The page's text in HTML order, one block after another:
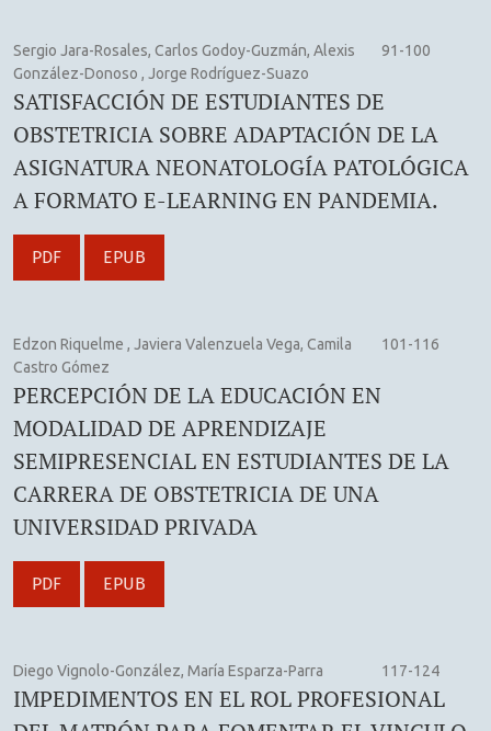
Sergio Jara-Rosales, Carlos Godoy-Guzmán, Alexis
González-Donoso , Jorge Rodríguez-Suazo
91-100
SATISFACCIÓN DE ESTUDIANTES DE
OBSTETRICIA SOBRE ADAPTACIÓN DE LA
ASIGNATURA NEONATOLOGÍA PATOLÓGICA
A FORMATO E-LEARNING EN PANDEMIA.
PDF EPUB
Edzon Riquelme , Javiera Valenzuela Vega, Camila
Castro Gómez
101-116
PERCEPCIÓN DE LA EDUCACIÓN EN
MODALIDAD DE APRENDIZAJE
SEMIPRESENCIAL EN ESTUDIANTES DE LA
CARRERA DE OBSTETRICIA DE UNA
UNIVERSIDAD PRIVADA
PDF EPUB
Diego Vignolo-González, María Esparza-Parra 117-124
IMPEDIMENTOS EN EL ROL PROFESIONAL